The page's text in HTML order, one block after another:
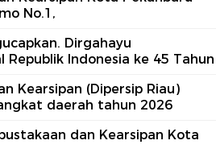
No.1,
Dirgahayu
Republik Indonesia ke 45 Tahun
Kearsipan (Dipersip Riau)
daerah tahun 2026
dan Kearsipan Kota